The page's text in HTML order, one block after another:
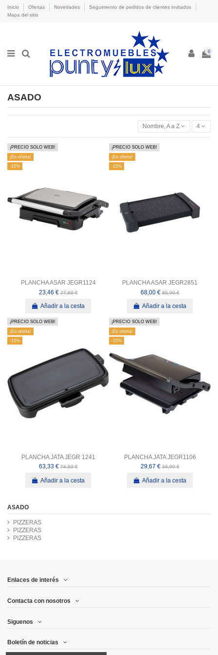
Inicio Ofertas Novedades
Seguimiento de pedidos de clientes invitados
Mapa del sitio
0
ASADO
Nombre, A a Z 4
¡PRECIO SOLO WEB!
¡En oferta!
-15%
PLANCHA ASAR JEGR1124
23,46 €27,60 €
Añadir a la cesta
¡PRECIO SOLO WEB!
¡En oferta!
-15%
PLANCHA ASAR JEGR2851
68,00 €80,00 €
Añadir a la cesta
¡PRECIO SOLO WEB!
¡En oferta!
-15%
PLANCHA JATA JEGR 1241
63,33 €74,50 €
Añadir a la cesta
¡PRECIO SOLO WEB!
¡En oferta!
-15%
PLANCHA JATA JEGR1106
29,67 €34,90 €
Añadir a la cesta
ASADO
PIZZERAS
PIZZERAS
PIZZERAS
Enlaces de interés
Contacta con nosotros
Siguenos
Boletín de noticias